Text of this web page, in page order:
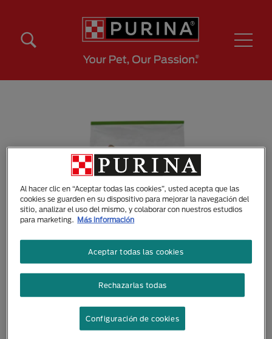
Al hacer clic en “Aceptar todas las cookies”, usted acepta que las
cookies se guarden en su dispositivo para mejorar la navegación del
sitio, analizar el uso del mismo, y colaborar con nuestros estudios
para marketing. Más información
Rechazarlas todas
Aceptar todas las cookies
Configuración de cookies